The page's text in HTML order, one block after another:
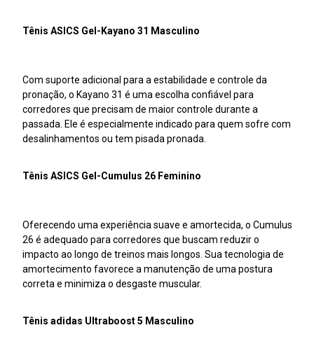
Tênis ASICS Gel-Kayano 31 Masculino
Com suporte adicional para a estabilidade e controle da
pronação, o Kayano 31 é uma escolha confiável para
corredores que precisam de maior controle durante a
passada. Ele é especialmente indicado para quem sofre com
desalinhamentos ou tem pisada pronada.
Tênis ASICS Gel-Cumulus 26 Feminino
Oferecendo uma experiência suave e amortecida, o Cumulus
26 é adequado para corredores que buscam reduzir o
impacto ao longo de treinos mais longos. Sua tecnologia de
amortecimento favorece a manutenção de uma postura
correta e minimiza o desgaste muscular.
Tênis adidas Ultraboost 5 Masculino